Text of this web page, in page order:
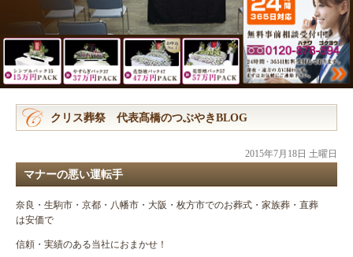
クリス葬祭 代表髙橋のつぶやきBLOG
2015年7月18日 土曜日
マナーの悪い運転手
奈良・生駒市・京都・八幡市・大阪・枚方市でのお葬式・家族葬・直葬
は安価で
信頼・実績のある当社におまかせ！